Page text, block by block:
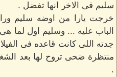
سليم فى الاخر انها تفضل .
خرجت يارا من اوضه سليم
الباب عليه ... وسليم اول
جدته اللى كانت قاعده فى
منتظرة ضحى تروح لها بعد
.